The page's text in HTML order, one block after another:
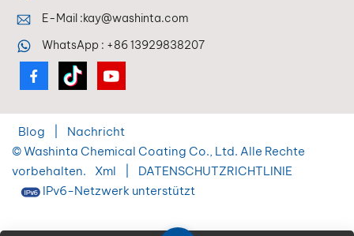
Elektrofahrzeugen müssen auf Systemebene entwickelt
werden und dürfen nicht von veralteten Strukturen
abgeleitet werden.3. Die Anwendungsmethoden
ändern sich mit dem Fahrzeugdesign. Abgesehen von
Veränderungen, die sich direkt auf die Sprühleistung
auswirken: Ein höherer Anteil an Kunststoff-
Außenkomponenten Komplexere
Bauteilgeometrien Höhere Erwartungen an
Filmgleichmäßigkeit, Schichtung und visuelle
E-Mail :kay@washinta.com
WhatsApp : +86 13929838207
Blog
Nachricht
© Washinta Chemical Coating Co., Ltd. Alle Rechte
vorbehalten.
Xml
DATENSCHUTZRICHTLINIE
IPv6-Netzwerk unterstützt